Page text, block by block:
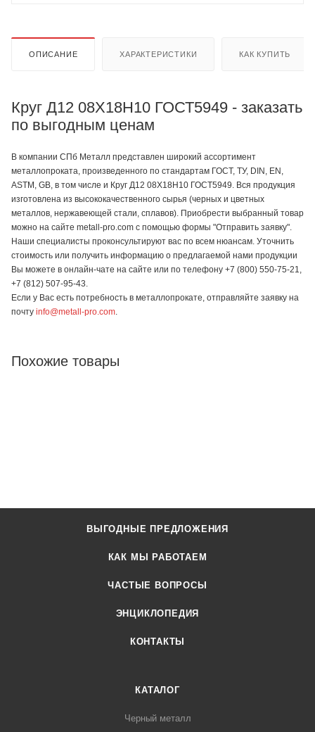
ОПИСАНИЕ ХАРАКТЕРИСТИКИ КАК КУПИТЬ
Круг Д12 08Х18Н10 ГОСТ5949 - заказать
по выгодным ценам
В компании СПб Металл представлен широкий ассортимент
металлопроката, произведенного по стандартам ГОСТ, ТУ, DIN, EN,
ASTM, GB, в том числе и Круг Д12 08Х18Н10 ГОСТ5949. Вся продукция
изготовлена из высококачественного сырья (черных и цветных
металлов, нержавеющей стали, сплавов). Приобрести выбранный товар
можно на сайте metall-pro.com с помощью формы "Отправить заявку".
Наши специалисты проконсультируют вас по всем нюансам. Уточнить
стоимость или получить информацию о предлагаемой нами продукции
Вы можете в онлайн-чате на сайте или по телефону +7 (800) 550-75-21,
+7 (812) 507-95-43.
Если у Вас есть потребность в металлопрокате, отправляйте заявку на
почту info@metall-pro.com
Похожие товары
ВЫГОДНЫЕ ПРЕДЛОЖЕНИЯ
КАК МЫ РАБОТАЕМ
ЧАСТЫЕ ВОПРОСЫ
ЭНЦИКЛОПЕДИЯ
КОНТАКТЫ
КАТАЛОГ
Черный металл